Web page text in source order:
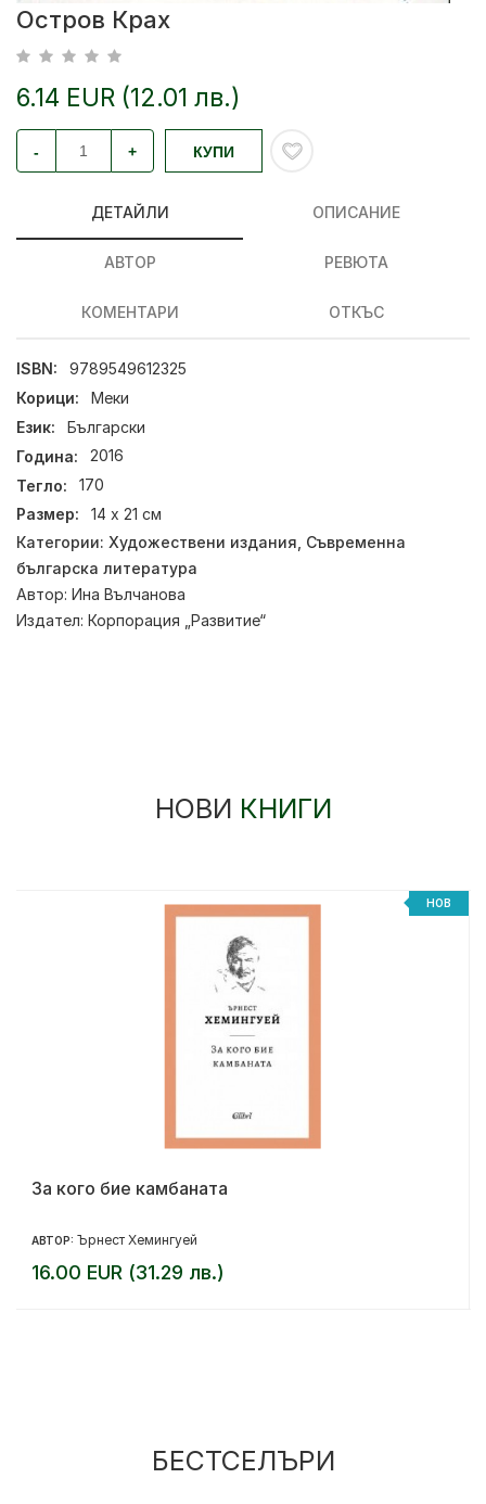
Остров Крах
6.14 EUR (12.01 лв.)
- + КУПИ
ДЕТАЙЛИ ОПИСАНИЕ
АВТОР РЕВЮТА
КОМЕНТАРИ ОТКЪС
ISBN:
9789549612325
Корици:
Меки
Език:
Български
Година:
2016
Тегло:
170
Размер:
14 х 21 см
Категории: Художествени издания Съвременна
българска литература
Автор: Ина Вълчанова
Издател: Корпорация „Развитие“
НОВИ КНИГИ
НОВ
За кого бие камбаната
АВТОР: Ърнест Хемингуей
16.00 EUR (31.29 лв.)
БЕСТСЕЛЪРИ